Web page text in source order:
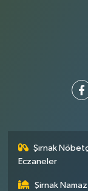
Şırnak
Eczaneler
Şirnak